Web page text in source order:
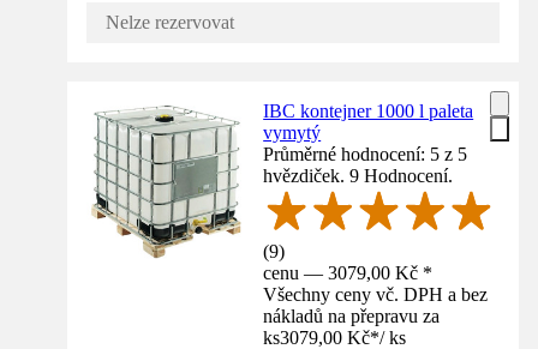
Nelze rezervovat
IBC kontejner 1000 l paleta
vymytý
Průměrné hodnocení: 5 z 5
hvězdiček. 9 Hodnocení.
(9)
cenu — 3079,00 Kč *
Všechny ceny vč. DPH a bez
nákladů na přepravu za
ks3079,00 Kč*/ ks